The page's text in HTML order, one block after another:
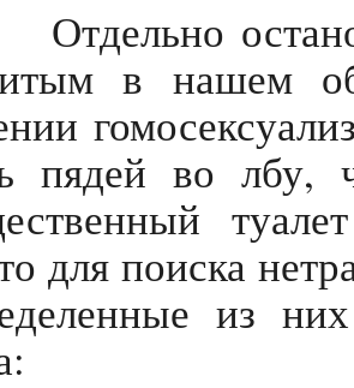
в нашем
пядей во лбу,
для поиска
из